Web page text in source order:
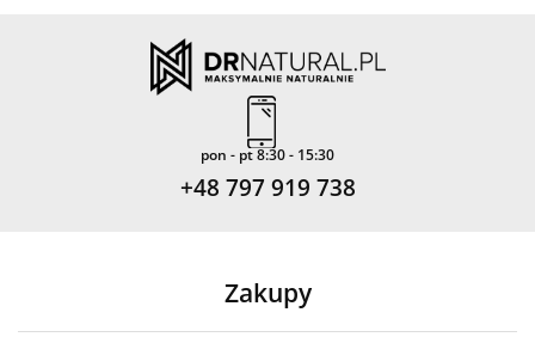
pon - pt 8:30 - 15:30
+48 797 919 738
Zakupy